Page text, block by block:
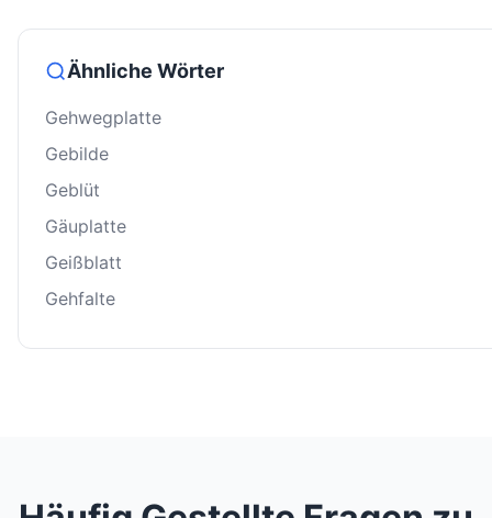
Ähnliche Wörter
Gehwegplatte
Gebilde
Geblüt
Gäuplatte
Geißblatt
Gehfalte